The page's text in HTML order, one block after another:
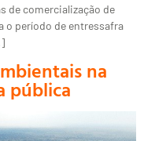
de comercialização de
o período de entressafra
na
pública